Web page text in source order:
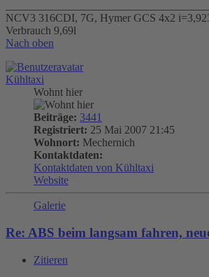
NCV3 316CDI, 7G, Hymer GCS 4x2
Verbrauch 9,69l
Nach oben
Kühltaxi
Wohnt hier
Beiträge: 3441
Registriert: 25 Mai 2007 21:45
Wohnort: Mechernich
Kontaktdaten:
Kontaktdaten von Kühltaxi
Website
Galerie
Re: ABS beim langsam fahren,
Zitieren